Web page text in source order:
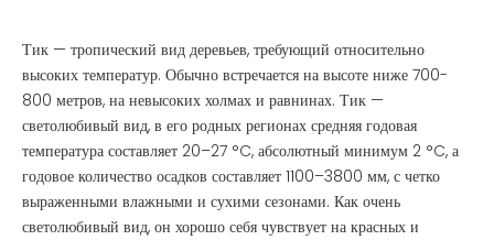
Тик — тропический вид деревьев, требующий относительно
высоких температур. Обычно встречается на высоте ниже 700-
800 метров, на невысоких холмах и равнинах. Тик —
светолюбивый вид, в его родных регионах средняя годовая
температура составляет 20–27 °C, абсолютный минимум 2 °C, а
годовое количество осадков составляет 1100–3800 мм, с четко
выраженными влажными и сухими сезонами. Как очень
светолюбивый вид, он хорошо себя чувствует на красных и